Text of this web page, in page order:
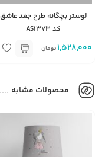
لوستر بچگانه طرح جغد عاشق
کد AS1373
1,528,000 تومان
محصولات مشابه